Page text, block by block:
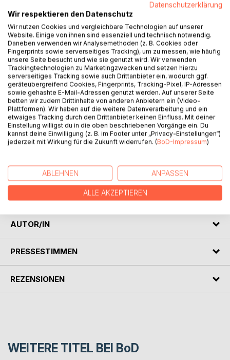
This book addresses the socioeconomic and
environmental implications of urban sprawl on the coastline
of Douala-Cameroon by making use of qualitative and
quantitative research methodology. The findings of the
work portray that sprawl in Cameroon is orchestrated by
inadequate policy implementation, archaic master plan,
inadequate information dissemination to the public,
inequality in the distribution of resources among the
different regions of the State and above all, the gaps
elucidated by the traditional form of management. The
work upholds that livelihood strategies and environmental
protection are intricately linked, and therefore, there is a
need for ICM as the management approach blends the two
autonomous coastal interagency to address the gaps
punctuated by sectoral management, and thus, enhance
the sustainable management of ist coastal milieu.
AUTOR/IN
PRESSESTIMMEN
REZENSIONEN
WEITERE TITEL BEI BoD
Datenschutzerklärung
Wir respektieren den Datenschutz
Wir nutzen Cookies und vergleichbare Technologien auf unserer
Website. Einige von ihnen sind essenziell und technisch notwendig.
Daneben verwenden wir Analysemethoden (z. B. Cookies oder
Fingerprints sowie serverseitiges Tracking), um zu messen, wie häufig
unsere Seite besucht und wie sie genutzt wird. Wir verwenden
Trackingtechnologien zu Marketingzwecken und setzen hierzu
serverseitiges Tracking sowie auch Drittanbieter ein, wodurch ggf.
geräteübergreifend Cookies, Fingerprints, Tracking-Pixel, IP-Adressen
sowie gehashte E-Mail-Adressen genutzt werden. Auf unserer Seite
betten wir zudem Drittinhalte von anderen Anbietern ein (Video-
Plattformen). Wir haben auf die weitere Datenverarbeitung und ein
etwaiges Tracking durch den Drittanbieter keinen Einfluss. Mit deiner
Einstellung willigst du in die oben beschriebenen Vorgänge ein. Du
kannst deine Einwilligung (z. B. im Footer unter „Privacy-Einstellungen“)
jederzeit mit Wirkung für die Zukunft widerrufen. (BoD-Impressum)
ABLEHNEN ANPASSEN
ALLE AKZEPTIEREN